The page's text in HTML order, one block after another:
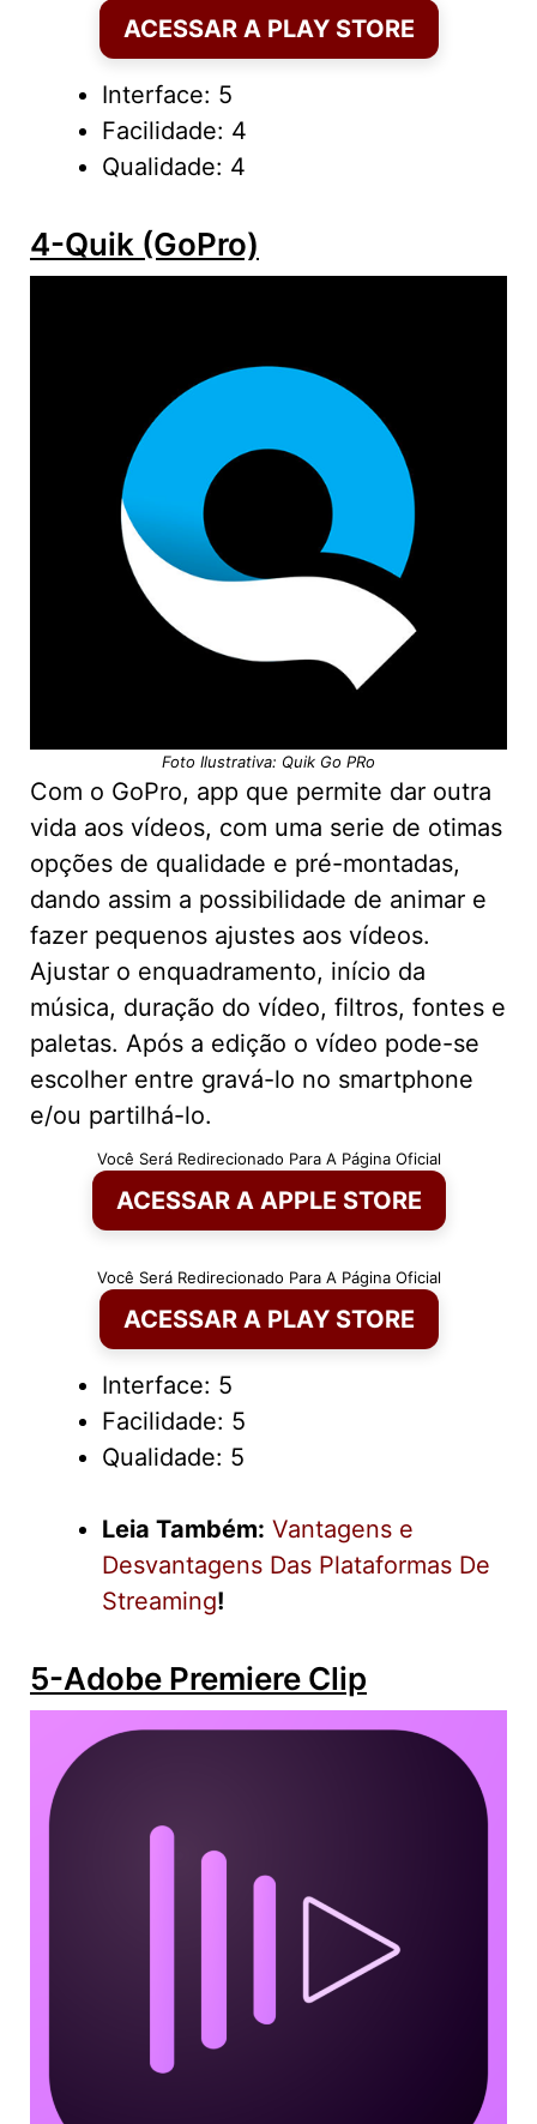
ACESSAR A PLAY STORE
Interface: 5
Facilidade: 4
Qualidade: 4
4-Quik (GoPro)
Foto Ilustrativa: Quik Go PRo
Com o GoPro, app que permite dar outra
vida aos vídeos, com uma serie de otimas
opções de qualidade e pré-montadas,
dando assim a possibilidade de animar e
fazer pequenos ajustes aos vídeos.
Ajustar o enquadramento, início da
música, duração do vídeo, filtros, fontes e
paletas. Após a edição o vídeo pode-se
escolher entre gravá-lo no smartphone
e/ou partilhá-lo.
Você Será Redirecionado Para A Página Oficial
ACESSAR A APPLE STORE
Você Será Redirecionado Para A Página Oficial
ACESSAR A PLAY STORE
Interface: 5
Facilidade: 5
Qualidade: 5
Leia Também: Vantagens e
Desvantagens Das Plataformas De
Streaming!
5-Adobe Premiere Clip